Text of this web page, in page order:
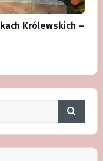
Królewskich –